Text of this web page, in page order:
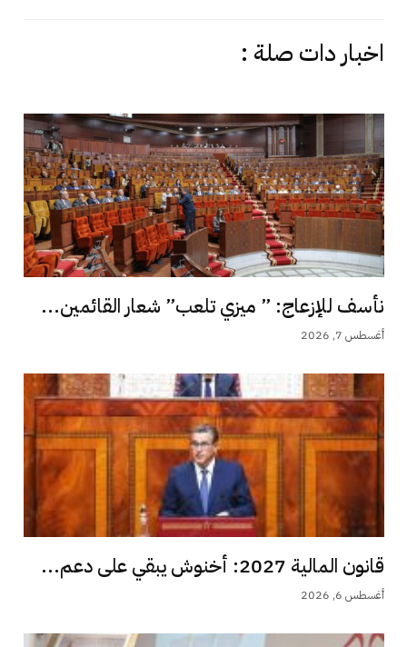
اخبار دات صلة :
نأسف للإزعاج: ” ميزي تلعب” شعار القائمين...
أغسطس 7, 2026
قانون المالية 2027: أخنوش يبقي على دعم...
أغسطس 6, 2026